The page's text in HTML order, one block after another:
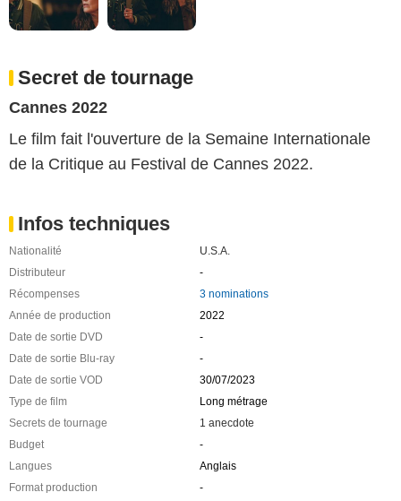
Secret de tournage
Cannes 2022
Le film fait l'ouverture de la Semaine Internationale
de la Critique au Festival de Cannes 2022.
Infos techniques
Nationalité
U.S.A.
Distributeur
-
Récompenses
3 nominations
Année de production
2022
Date de sortie DVD
-
Date de sortie Blu-ray
-
Date de sortie VOD
30/07/2023
Type de film
Long métrage
Secrets de tournage
1 anecdote
Budget
-
Langues
Anglais
Format production
-